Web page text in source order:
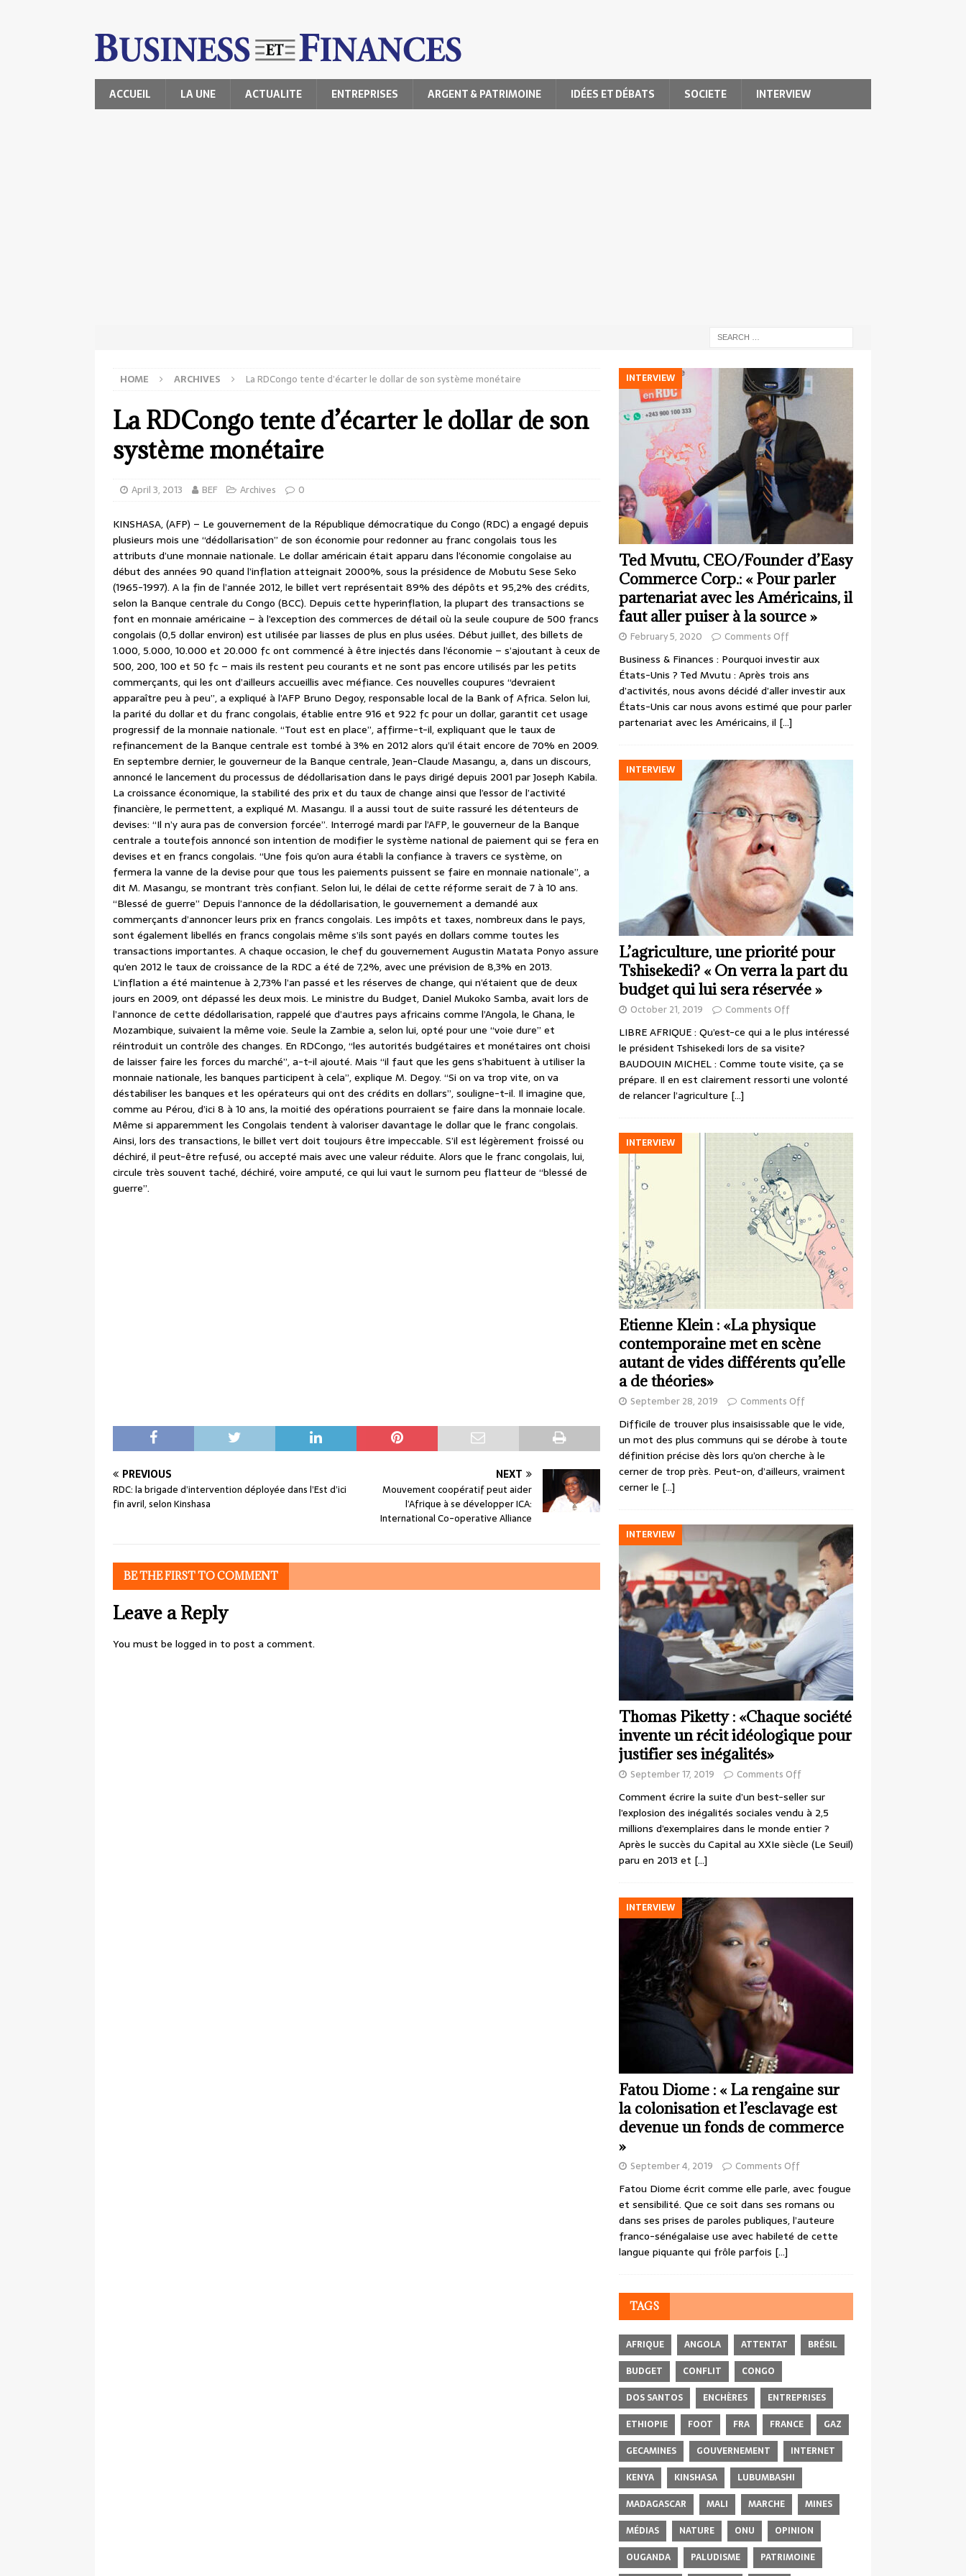
ACCUEIL LA UNE ACTUALITE ENTREPRISES ARGENT & PATRIMOINE IDÉES ET DÉBATS SOCIETE INTERVIEW
HOME ARCHIVES La RDCongo tente d’écarter le dollar de son système monétaire
La RDCongo tente d’écarter le dollar de son
système monétaire
April 3, 2013 BEF Archives 0
KINSHASA, (AFP) – Le gouvernement de la République démocratique du Congo (RDC) a engagé depuis
plusieurs mois une “dédollarisation” de son économie pour redonner au franc congolais tous les
attributs d’une monnaie nationale. Le dollar américain était apparu dans l’économie congolaise au
début des années 90 quand l’inflation atteignait 2000%, sous la présidence de Mobutu Sese Seko
(1965-1997). A la fin de l’année 2012, le billet vert représentait 89% des dépôts et 95,2% des crédits,
selon la Banque centrale du Congo (BCC). Depuis cette hyperinflation, la plupart des transactions se
font en monnaie américaine – à l’exception des commerces de détail où la seule coupure de 500 francs
congolais (0,5 dollar environ) est utilisée par liasses de plus en plus usées. Début juillet, des billets de
1.000, 5.000, 10.000 et 20.000 fc ont commencé à être injectés dans l’économie – s’ajoutant à ceux de
500, 200, 100 et 50 fc – mais ils restent peu courants et ne sont pas encore utilisés par les petits
commerçants, qui les ont d’ailleurs accueillis avec méfiance. Ces nouvelles coupures “devraient
apparaître peu à peu”, a expliqué à l’AFP Bruno Degoy, responsable local de la Bank of Africa. Selon lui,
la parité du dollar et du franc congolais, établie entre 916 et 922 fc pour un dollar, garantit cet usage
progressif de la monnaie nationale. “Tout est en place”, affirme-t-il, expliquant que le taux de
refinancement de la Banque centrale est tombé à 3% en 2012 alors qu’il était encore de 70% en 2009.
En septembre dernier, le gouverneur de la Banque centrale, Jean-Claude Masangu, a, dans un discours,
annoncé le lancement du processus de dédollarisation dans le pays dirigé depuis 2001 par Joseph Kabila.
La croissance économique, la stabilité des prix et du taux de change ainsi que l’essor de l’activité
financière, le permettent, a expliqué M. Masangu. Il a aussi tout de suite rassuré les détenteurs de
devises: “Il n’y aura pas de conversion forcée”. Interrogé mardi par l’AFP, le gouverneur de la Banque
centrale a toutefois annoncé son intention de modifier le système national de paiement qui se fera en
devises et en francs congolais. “Une fois qu’on aura établi la confiance à travers ce système, on
fermera la vanne de la devise pour que tous les paiements puissent se faire en monnaie nationale”, a
dit M. Masangu, se montrant très confiant. Selon lui, le délai de cette réforme serait de 7 à 10 ans.
“Blessé de guerre” Depuis l’annonce de la dédollarisation, le gouvernement a demandé aux
commerçants d’annoncer leurs prix en francs congolais. Les impôts et taxes, nombreux dans le pays,
sont également libellés en francs congolais même s’ils sont payés en dollars comme toutes les
transactions importantes. A chaque occasion, le chef du gouvernement Augustin Matata Ponyo assure
qu’en 2012 le taux de croissance de la RDC a été de 7,2%, avec une prévision de 8,3% en 2013.
L’inflation a été maintenue à 2,73% l’an passé et les réserves de change, qui n’étaient que de deux
jours en 2009, ont dépassé les deux mois. Le ministre du Budget, Daniel Mukoko Samba, avait lors de
l’annonce de cette dédollarisation, rappelé que d’autres pays africains comme l’Angola, le Ghana, le
Mozambique, suivaient la même voie. Seule la Zambie a, selon lui, opté pour une “voie dure” et
réintroduit un contrôle des changes. En RDCongo, “les autorités budgétaires et monétaires ont choisi
de laisser faire les forces du marché”, a-t-il ajouté. Mais “il faut que les gens s’habituent à utiliser la
monnaie nationale, les banques participent à cela”, explique M. Degoy. “Si on va trop vite, on va
déstabiliser les banques et les opérateurs qui ont des crédits en dollars”, souligne-t-il. Il imagine que,
comme au Pérou, d’ici 8 à 10 ans, la moitié des opérations pourraient se faire dans la monnaie locale.
Même si apparemment les Congolais tendent à valoriser davantage le dollar que le franc congolais.
Ainsi, lors des transactions, le billet vert doit toujours être impeccable. S’il est légèrement froissé ou
déchiré, il peut-être refusé, ou accepté mais avec une valeur réduite. Alors que le franc congolais, lui,
circule très souvent taché, déchiré, voire amputé, ce qui lui vaut le surnom peu flatteur de “blessé de
guerre”.
PREVIOUS
RDC: la brigade d’intervention déployée dans l’Est d’ici
fin avril, selon Kinshasa
NEXT
Mouvement coopératif peut aider
l’Afrique à se développer ICA:
International Co-operative Alliance
BE THE FIRST TO COMMENT
Leave a Reply
You must be logged in to post a comment.
INTERVIEW
Ted Mvutu, CEO/Founder d’Easy
Commerce Corp.: « Pour parler
partenariat avec les Américains, il
faut aller puiser à la source »
February 5, 2020 Comments Off
Business & Finances : Pourquoi investir aux
États-Unis ? Ted Mvutu : Après trois ans
d’activités, nous avons décidé d’aller investir aux
États-Unis car nous avons estimé que pour parler
partenariat avec les Américains, il […]
INTERVIEW
L’agriculture, une priorité pour
Tshisekedi? « On verra la part du
budget qui lui sera réservée »
October 21, 2019 Comments Off
LIBRE AFRIQUE : Qu’est-ce qui a le plus intéressé
le président Tshisekedi lors de sa visite?
BAUDOUIN MICHEL : Comme toute visite, ça se
prépare. Il en est clairement ressorti une volonté
de relancer l’agriculture […]
INTERVIEW
Etienne Klein : «La physique
contemporaine met en scène
autant de vides différents qu’elle
a de théories»
September 28, 2019 Comments Off
Difficile de trouver plus insaisissable que le vide,
un mot des plus communs qui se dérobe à toute
définition précise dès lors qu’on cherche à le
cerner de trop près. Peut-on, d’ailleurs, vraiment
cerner le […]
INTERVIEW
Thomas Piketty : «Chaque société
invente un récit idéologique pour
justifier ses inégalités»
September 17, 2019 Comments Off
Comment écrire la suite d’un best-seller sur
l’explosion des inégalités sociales vendu à 2,5
millions d’exemplaires dans le monde entier ?
Après le succès du Capital au XXIe siècle (Le Seuil)
paru en 2013 et […]
INTERVIEW
Fatou Diome : « La rengaine sur
la colonisation et l’esclavage est
devenue un fonds de commerce
»
September 4, 2019 Comments Off
Fatou Diome écrit comme elle parle, avec fougue
et sensibilité. Que ce soit dans ses romans ou
dans ses prises de paroles publiques, l’auteure
franco-sénégalaise use avec habileté de cette
langue piquante qui frôle parfois […]
TAGS
AFRIQUE ANGOLA ATTENTAT
BRÉSIL
BUDGET
CONFLIT
CONGO
DOS SANTOS
ENCHÈRES
ENTREPRISES
ETHIOPIE
FOOT FRA FRANCE
GAZ
GECAMINES
GOUVERNEMENT
INTERNET
KENYA
KINSHASA
LUBUMBASHI
MADAGASCAR
MALI MARCHE
MINES
MÉDIAS
NATURE ONU
OPINION
OUGANDA
PALUDISME PATRIMOINE